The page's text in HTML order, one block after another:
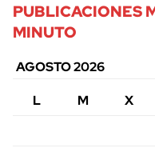
PUBLICACIONES
MINUTO
AGOSTO 2026
L
M X